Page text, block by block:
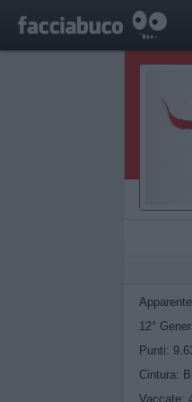
12°
Punti:
Cintura:
Vaccate: